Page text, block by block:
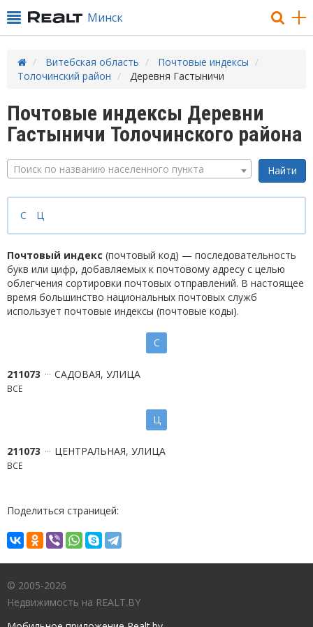
Минск
Витебская область
Почтовые индексы
Толочинский район
Деревня Гастыничи
Почтовые индексы Деревни
Гастыничи Толочинского района
Поиск по названию населенного пункта
С Ц
Почтовый индекс (почтовый код) — последовательность
букв или цифр, добавляемых к почтовому адресу с целью
облегчения сортировки почтовых отправлений. В настоящее
время большинство национальных почтовых служб
использует почтовые индексы (почтовые коды).
С
211073 САДОВАЯ, УЛИЦА
ВСЕ
Ц
211073 ЦЕНТРАЛЬНАЯ, УЛИЦА
ВСЕ
Поделиться страницей:
© 2005-2026
Недвижимость на REALT.BY